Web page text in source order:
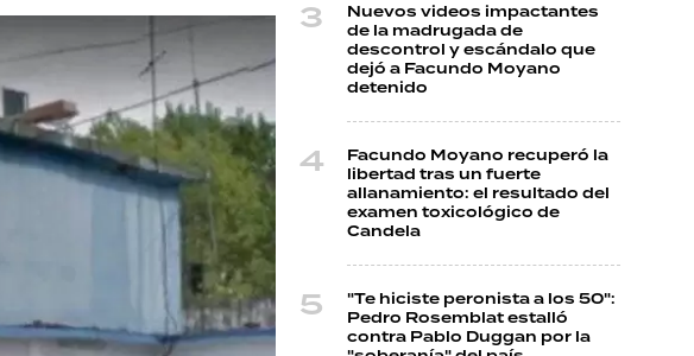
Nuevos videos impactantes
de la madrugada de
descontrol y escándalo que
dejó a Facundo Moyano
detenido
Facundo Moyano recuperó la
libertad tras un fuerte
allanamiento: el resultado del
examen toxicológico de
Candela
"Te hiciste peronista a los 50":
Pedro Rosemblat estalló
contra Pablo Duggan por la